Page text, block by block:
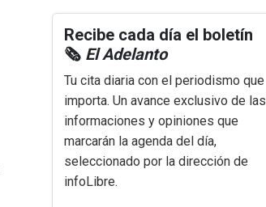
Recibe cada día el boletín
🗞️ El Adelanto
Tu cita diaria con el periodismo que
importa. Un avance exclusivo de las
informaciones y opiniones que
marcarán la agenda del día,
seleccionado por la dirección de
infoLibre.